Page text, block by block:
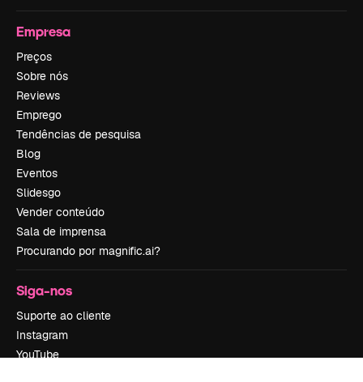
Empresa
Preços
Sobre nós
Reviews
Emprego
Tendências de pesquisa
Blog
Eventos
Slidesgo
Vender conteúdo
Sala de imprensa
Procurando por magnific.ai?
Siga-nos
Suporte ao cliente
Instagram
YouTube